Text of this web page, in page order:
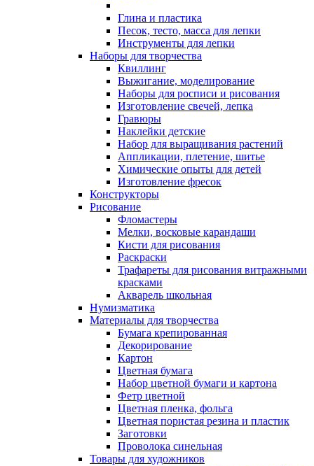
Глина и пластика
Песок, тесто, масса для лепки
Инструменты для лепки
Наборы для творчества
Квиллинг
Выжигание, моделирование
Наборы для росписи и рисования
Изготовление свечей, лепка
Гравюры
Наклейки детские
Набор для выращивания растений
Аппликации, плетение, шитье
Химические опыты для детей
Изготовление фресок
Конструкторы
Рисование
Фломастеры
Мелки, восковые карандаши
Кисти для рисования
Раскраски
Трафареты для рисования витражными
красками
Акварель школьная
Нумизматика
Материалы для творчества
Бумага крепированная
Декорирование
Картон
Цветная бумага
Набор цветной бумаги и картона
Фетр цветной
Цветная пленка, фольга
Цветная пористая резина и пластик
Заготовки
Проволока синельная
Товары для художников